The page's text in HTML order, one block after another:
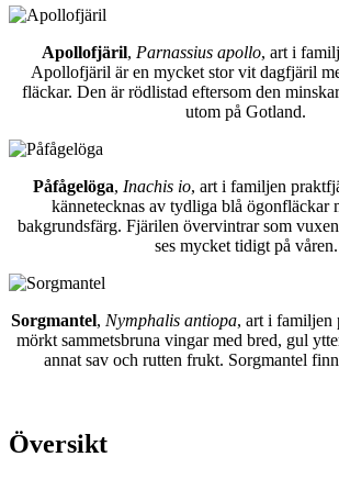
Apollofjäril, Parnassius apollo, art i
Apollofjäril är en mycket stor vit dagfjäril
fläckar. Den är rödlistad eftersom den
utom på Gotland.
Påfågelöga, Inachis io, art i familjen
kännetecknas av tydliga blå ögonfläckar
bakgrundsfärg. Fjärilen övervintrar som
ses mycket tidigt på våren.
Sorgmantel, Nymphalis antiopa, art i familjen
mörkt sammetsbruna vingar med bred, gul
annat sav och rutten frukt. Sorgmantel
Översikt